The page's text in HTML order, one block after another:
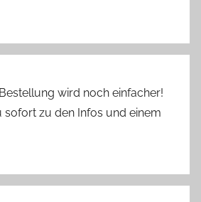
wird noch einfacher!
sofort zu den Infos und einem